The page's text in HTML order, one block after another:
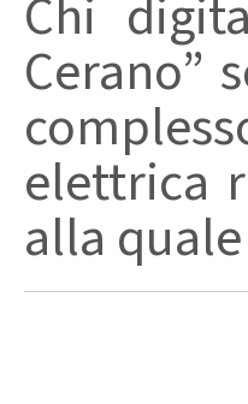
Chi
Cerano”
elettrica
alla